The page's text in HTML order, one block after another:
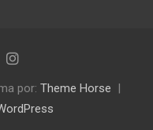
por: Theme Horse